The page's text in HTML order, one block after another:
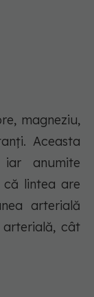
magneziu,
Aceasta
anumite
lintea are
arterială
cât